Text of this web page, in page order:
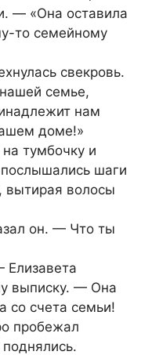
— «Она оставила
то семейному
свекровь.
семье,
нам
доме!»
тумбочку и
шаги
волосы
он. — Что ты
выписку. — Она
со счета семьи!
пробежал